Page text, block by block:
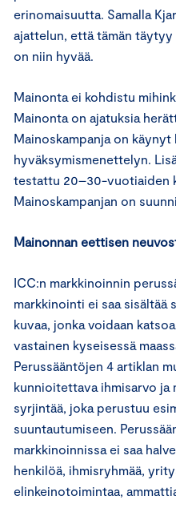
erinomaisuutta. Samalla
ajattelun, että tämän täytyy
on niin hyvää.
Mainonta ei kohdistu
Mainonta on ajatuksia
Mainoskampanja on
hyväksymismenettelyn.
testattu 20–30-vuotiaiden
Mainoskampanjan on
Mainonnan eettisen
ICC:n markkinoinnin
markkinointi ei saa sisältää
kuvaa, jonka voidaan
vastainen kyseisessä
Perussääntöjen 4 artiklan
kunnioitettava ihmisarvo ja
syrjintää, joka perustuu
suuntautumiseen.
markkinoinnissa ei saa
henkilöä, ihmisryhmää,
elinkeinotoimintaa,